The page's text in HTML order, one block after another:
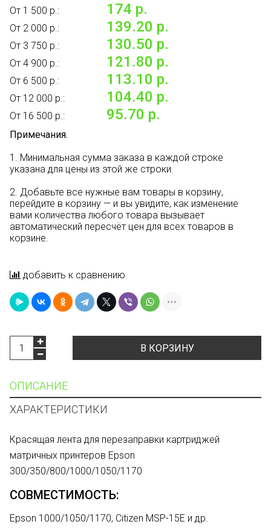
От 1 500 р.:
174 р.
От 2 000 р.: 139.20 р.
От 3 750 р.: 130.50 р.
От 4 900 р.: 121.80 р.
От 6 500 р.: 113.10 р.
От 12 000 р.: 104.40 р.
От 16 500 р.: 95.70 р.
Примечания.
1. Минимальная сумма заказа в каждой строке
указана для цены из этой же строки.
2. Добавьте все нужные вам товары в корзину,
перейдите в корзину — и вы увидите, как изменение
вами количества любого товара вызывает
автоматический пересчёт цен для всех товаров в
корзине.
добавить к сравнению
В КОРЗИНУ
ОПИСАНИЕ
ХАРАКТЕРИСТИКИ
Красящая лента для перезаправки картриджей
матричных принтеров Epson
300/350/800/1000/1050/1170
СОВМЕСТИМОСТЬ:
Epson 1000/1050/1170, Citizen MSP-15E и др.